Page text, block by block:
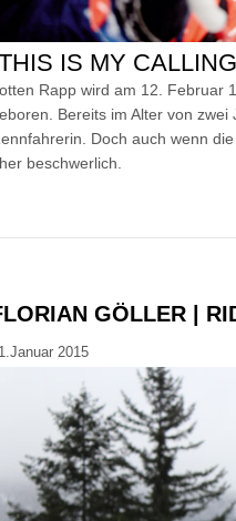
IS MY
Rapp wird am 12. Februar
Bereits im Alter von
Doch auch wenn
beschwerlich.
GÖLLER |
2015